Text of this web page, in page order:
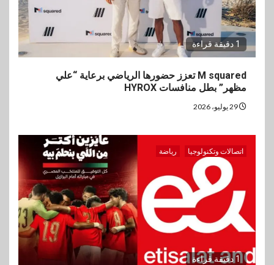
1 دقيقة قراءة
M squared تعزز حضورها الرياضي برعاية “علي
مظهر” بطل منافسات HYROX
اتصالات وتكنولوجيا رياضة
1 دقيقة قراءة